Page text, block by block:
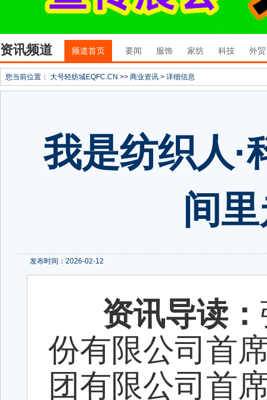
资讯频道 频道首页 要闻 服饰 家纺 科技 外贸
您当前位置： 大号轻纺城EQFC.CN >> 商业资讯 > 详细信息
我是纺织人·
间
发布时间：2026-02-12
资讯导读：
份有限公司首
团有限公司首